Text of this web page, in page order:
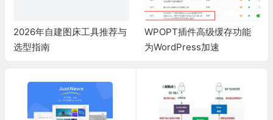
2026年自建图床工具推荐与
选型指南
WPOPT插件高级缓存功能
为WordPress加速